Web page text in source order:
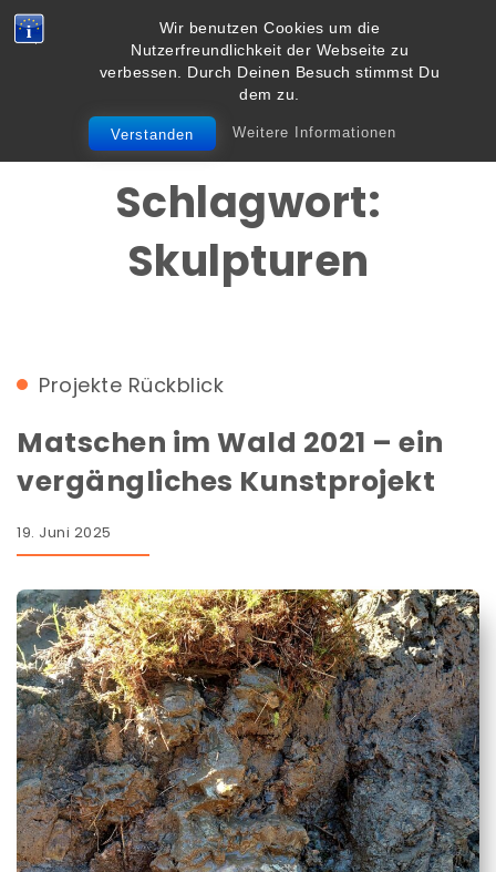
Wir benutzen Cookies um die
Nutzerfreundlichkeit der Webseite zu
verbessen. Durch Deinen Besuch stimmst Du
dem zu.
Verstanden Weitere Informationen
Skip to content
Vielbegabt.de
Toggle
navigation
Schlagwort:
Skulpturen
Projekte Rückblick
Matschen im Wald 2021 – ein
vergängliches Kunstprojekt
19. Juni 2025